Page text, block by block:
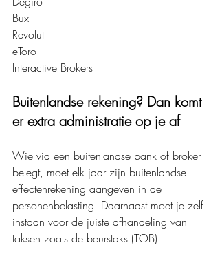
Bux
Revolut
eToro
Interactive Brokers
Buitenlandse rekening? Dan komt
er extra administratie op je af
Wie via een buitenlandse bank of broker
belegt, moet elk jaar zijn buitenlandse
effectenrekening aangeven in de
personenbelasting. Daarnaast moet je zelf
instaan voor de juiste afhandeling van
taksen zoals de beurstaks (TOB).